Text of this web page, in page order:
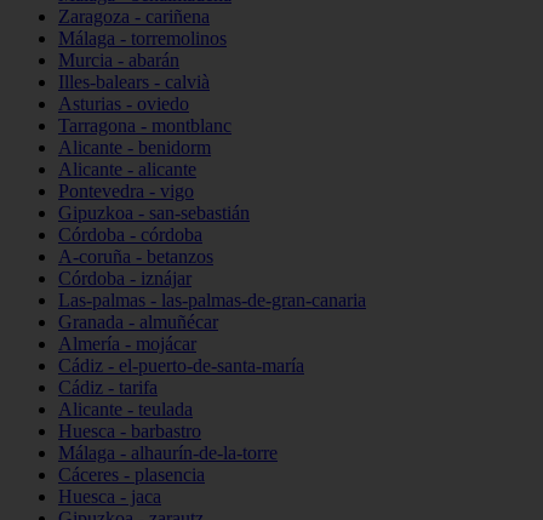
Zaragoza - cariñena
Málaga - torremolinos
Murcia - abarán
Illes-balears - calvià
Asturias - oviedo
Tarragona - montblanc
Alicante - benidorm
Alicante - alicante
Pontevedra - vigo
Gipuzkoa - san-sebastián
Córdoba - córdoba
A-coruña - betanzos
Córdoba - iznájar
Las-palmas - las-palmas-de-gran-canaria
Granada - almuñécar
Almería - mojácar
Cádiz - el-puerto-de-santa-maría
Cádiz - tarifa
Alicante - teulada
Huesca - barbastro
Málaga - alhaurín-de-la-torre
Cáceres - plasencia
Huesca - jaca